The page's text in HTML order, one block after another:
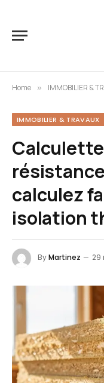
Home » IMMOBILIER &
IMMOBILIER & TRAVAUX
calculez
isolation
ByMartinez 29